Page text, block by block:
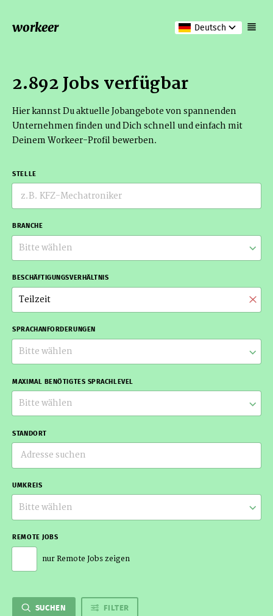
workeer Deutsch
2.892 Jobs verfügbar
Hier kannst Du aktuelle Jobangebote von spannenden
Unternehmen finden und Dich schnell und einfach mit
Deinem Workeer-Profil bewerben.
STELLE
BRANCHE
Bitte wählen
BESCHÄFTIGUNGSVERHÄLTNIS
Teilzeit
SPRACHANFORDERUNGEN
Bitte wählen
MAXIMAL BENÖTIGTES SPRACHLEVEL
Bitte wählen
STANDORT
UMKREIS
Bitte wählen
REMOTE JOBS
nur Remote Jobs zeigen
SUCHEN FILTER